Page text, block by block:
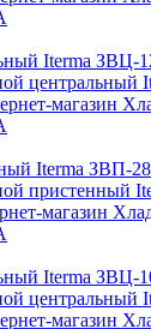
Iterma ЗВЦ-
Iterma ЗВП-
Iterma ЗВЦ-